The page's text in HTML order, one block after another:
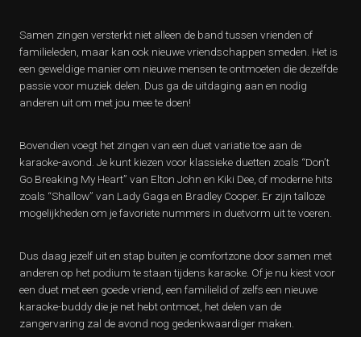
Samen zingen versterkt niet alleen de band tussen vrienden of
familieleden, maar kan ook nieuwe vriendschappen smeden. Het is
een geweldige manier om nieuwe mensen te ontmoeten die dezelfde
passie voor muziek delen. Dus ga de uitdaging aan en nodig
anderen uit om met jou mee te doen!
Bovendien voegt het zingen van een duet variatie toe aan de
karaoke-avond. Je kunt kiezen voor klassieke duetten zoals “Don’t
Go Breaking My Heart” van Elton John en Kiki Dee, of moderne hits
zoals “Shallow” van Lady Gaga en Bradley Cooper. Er zijn talloze
mogelijkheden om je favoriete nummers in duetvorm uit te voeren.
Dus daag jezelf uit en stap buiten je comfortzone door samen met
anderen op het podium te staan tijdens karaoke. Of je nu kiest voor
een duet met een goede vriend, een familielid of zelfs een nieuwe
karaoke-buddy die je net hebt ontmoet, het delen van de
zangervaring zal de avond nog gedenkwaardiger maken.